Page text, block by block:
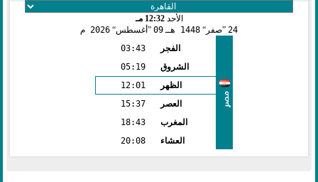
الأحد12:32 مـ
24 صفر 1448 هـ 09 أغسطس 2026 م
مصر
الفجر
03:43
الشروق
05:19
الظهر
12:01
العصر
15:37
المغرب
18:43
العشاء
20:08